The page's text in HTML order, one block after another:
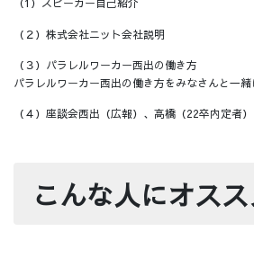
（1）スピーカー自己紹介
（２）株式会社ニット会社説明
（３）パラレルワーカー西出の働き方
パラレルワーカー西出の働き方をみなさんと一緒
（４）座談会西出（広報）、高橋（22卒内定者
こんな人にオス